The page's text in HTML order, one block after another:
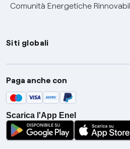
Comunità Energetiche
Siti globali
Enel Group
Enel Green Power
Global Trading
Global Procurement
Gridspertise
Paga anche con
Scarica l'App Enel